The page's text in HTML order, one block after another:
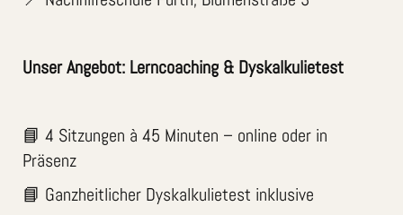
Unser Angebot: Lerncoaching & Dyskalkulietest
📘 4 Sitzungen à 45 Minuten – online oder in
Präsenz
📘 Ganzheitlicher Dyskalkulietest inklusive